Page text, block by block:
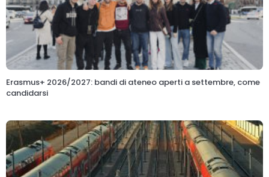
Erasmus+ 2026/2027: bandi di ateneo aperti a settembre, come
candidarsi